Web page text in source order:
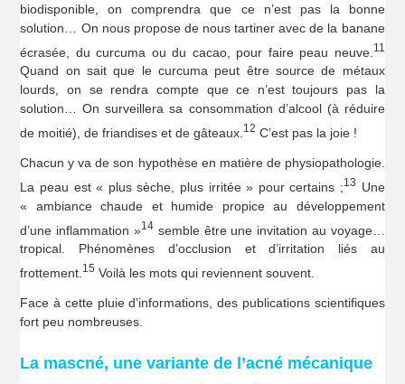
biodisponible, on comprendra que ce n’est pas la bonne
solution… On nous propose de nous tartiner avec de la banane
écrasée, du curcuma ou du cacao, pour faire peau neuve. 11
Quand on sait que le curcuma peut être source de métaux
lourds, on se rendra compte que ce n’est toujours pas la
solution… On surveillera sa consommation d’alcool (à réduire
de moitié), de friandises et de gâteaux. 12 C’est pas la joie !
Chacun y va de son hypothèse en matière de physiopathologie.
La peau est « plus sèche, plus irritée » pour certains ;13
Une
« ambiance chaude et humide propice au développement
d’une inflammation »14semble être une invitation au voyage…
tropical. Phénomènes d’occlusion et d’irritation liés au
frottement. 15 Voilà les mots qui reviennent souvent.
Face à cette pluie d’informations, des publications scientifiques
fort peu nombreuses.
La mascné, une variante de l’acné mécanique